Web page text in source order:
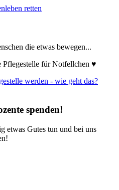
retten
die etwas bewegen...
Pflegestelle für Notfellchen ♥
werden - wie geht das?
spenden!
etwas Gutes tun und bei uns